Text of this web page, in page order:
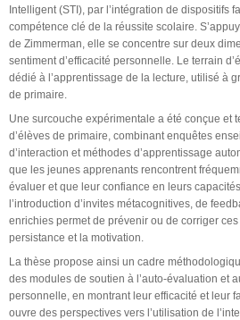
Intelligent (STI), par l’intégration de dispositifs
compétence clé de la réussite scolaire.
de Zimmerman, elle se concentre sur deux
sentiment d’efficacité personnelle. Le terrain
dédié à l’apprentissage de la lecture, utilisé à
de primaire.
Une surcouche expérimentale a été conçue et
d’élèves de primaire, combinant enquêtes
d’interaction et méthodes d’apprentissage
que les jeunes apprenants rencontrent
évaluer et que leur confiance en leurs
l’introduction d’invites métacognitives, de
enrichies permet de prévenir ou de corriger
persistance et la motivation.
La thèse propose ainsi un cadre
des modules de soutien à l’auto-évaluation et
personnelle, en montrant leur efficacité et leur
ouvre des perspectives vers l’utilisation de